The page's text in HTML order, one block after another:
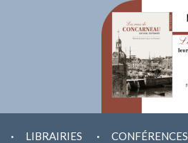
. LIBRAIRIES . CONFÉRENCES